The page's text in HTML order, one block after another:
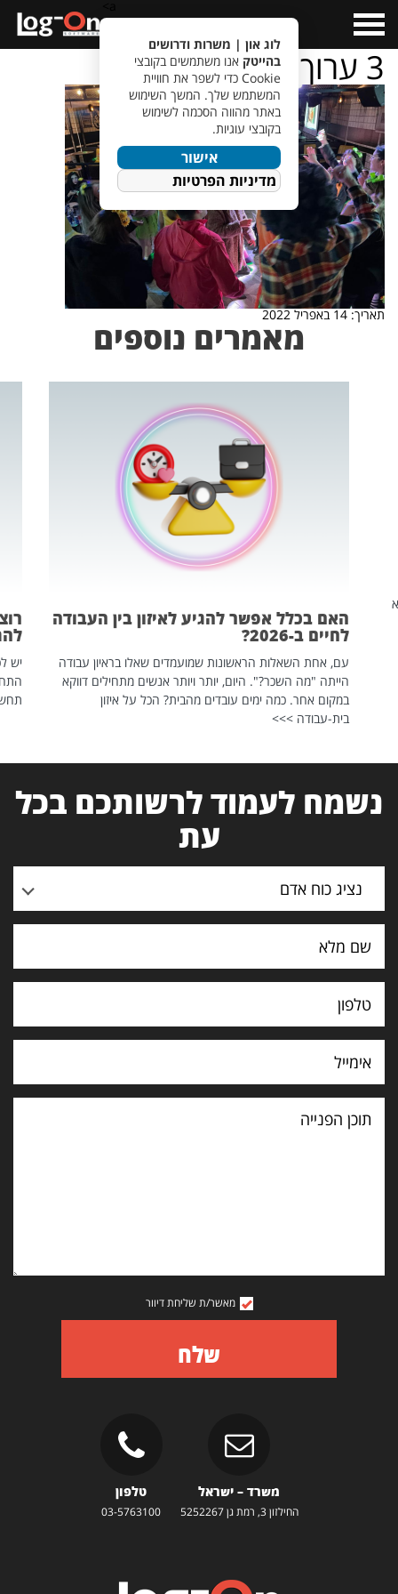
Menu
3 ערוך
תאריך: 14 באפריל 2022
מאמרים נוספים
האם בכלל אפשר להגיע לאיזון בין העבודה
לחיים ב-2026?
עם, אחת השאלות הראשונות שמועמדים שאלו בראיון עבודה
הייתה "מה השכר?". היום, יותר ויותר אנשים מתחילים דווקא
במקום אחר. כמה ימים עובדים מהבית? הכל על איזון
בית-עבודה >>>
יש
נשמח לעמוד לרשותכם בכל
עת
נציג כוח אדם
תוכן
הפנייה
מאשר/ת שליחת דיוור
שלח
משרד – ישראל
החילזון 3, רמת גן 5252267
טלפון
03-5763100
לוג און | משרות ודרושים
בהייטק אנו משתמשים בקובצי
Cookie כדי לשפר את חוויית
המשתמש שלך. המשך השימוש
באתר מהווה הסכמה לשימוש
בקובצי עוגיות.
אישור
מדיניות הפרטיות